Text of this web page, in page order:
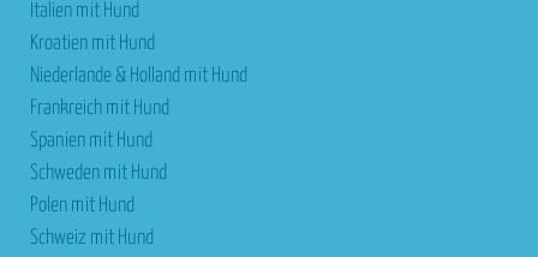
Italien mit Hund
Kroatien mit Hund
Niederlande & Holland mit Hund
Frankreich mit Hund
Spanien mit Hund
Schweden mit Hund
Polen mit Hund
Schweiz mit Hund